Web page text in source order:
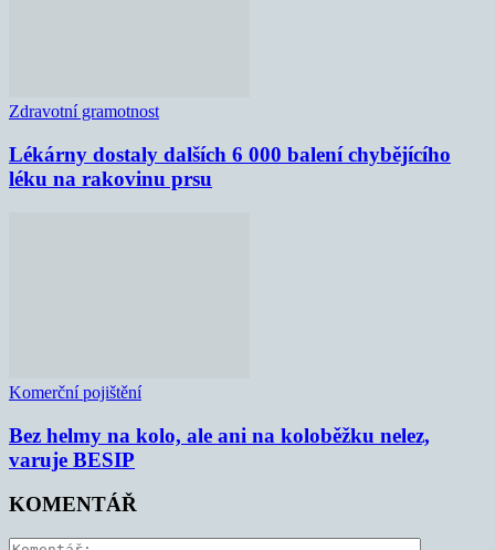
Zdravotní gramotnost
Lékárny dostaly dalších 6 000 balení chybějícího
léku na rakovinu prsu
Komerční pojištění
Bez helmy na kolo, ale ani na koloběžku nelez,
varuje BESIP
KOMENTÁŘ